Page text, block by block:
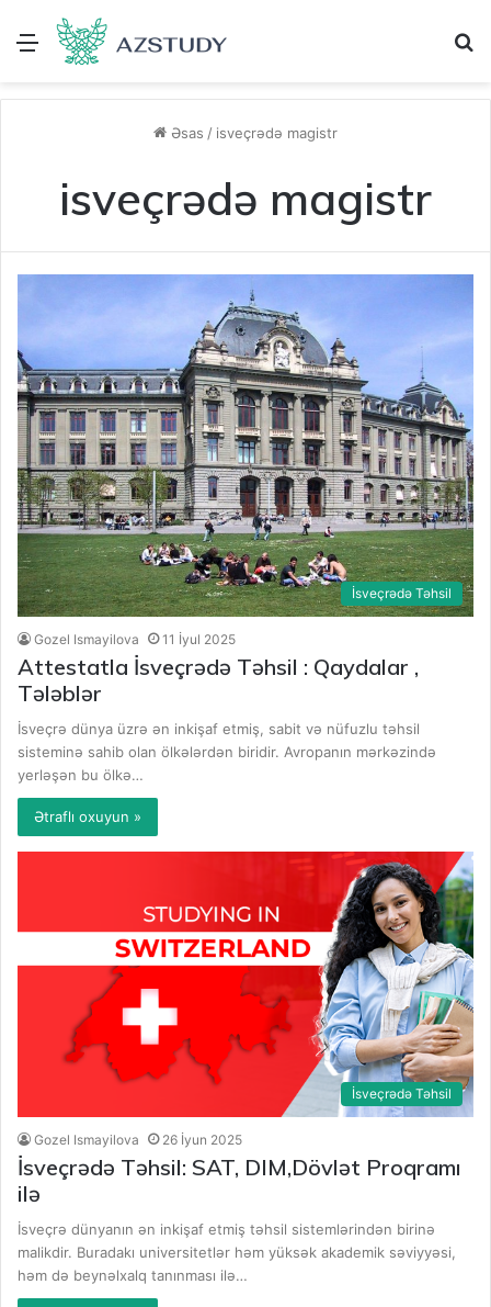
Menu
Əsas / isveçrədə magistr
isveçrədə magistr
İsveçrədə Təhsil
Gozel Ismayilova 11 İyul 2025
Attestatla İsveçrədə Təhsil : Qaydalar ,
Tələblər
İsveçrə dünya üzrə ən inkişaf etmiş, sabit və nüfuzlu təhsil
sisteminə sahib olan ölkələrdən biridir. Avropanın mərkəzində
yerləşən bu ölkə…
Ətraflı oxuyun »
İsveçrədə Təhsil
Gozel Ismayilova 26 İyun 2025
İsveçrədə Təhsil: SAT, DIM,Dövlət Proqramı
ilə
İsveçrə dünyanın ən inkişaf etmiş təhsil sistemlərindən birinə
malikdir. Buradakı universitetlər həm yüksək akademik səviyyəsi,
həm də beynəlxalq tanınması ilə…